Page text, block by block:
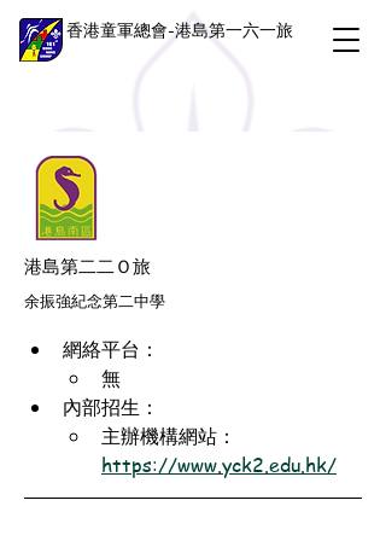
香港童軍總會-港島第一六一旅
港島第二二Ｏ旅
余振強紀念第二中學
網絡平台：
無
內部招生：
主辦機構網站：
https://www.yck2.edu.hk/